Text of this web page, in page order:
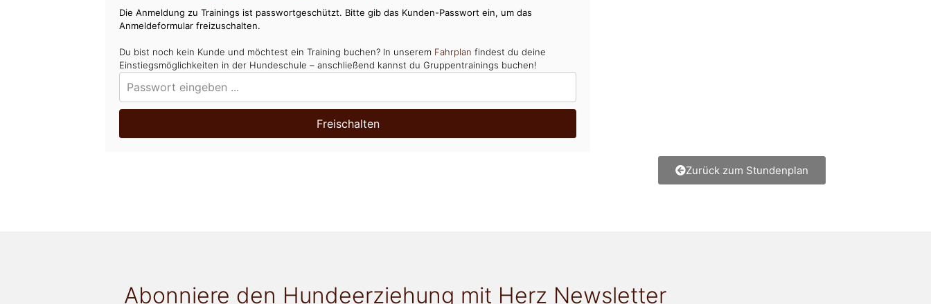
Die Anmeldung zu Trainings ist passwortgeschützt. Bitte gib das Kunden-Passwort ein, um das
Anmeldeformular freizuschalten.
Du bist noch kein Kunde und möchtest ein Training buchen? In unserem Fahrplan findest du deine
Einstiegsmöglichkeiten in der Hundeschule – anschließend kannst du Gruppentrainings buchen!
Freischalten
Zurück zum Stundenplan
Abonniere den Hundeerziehung mit Herz Newsletter